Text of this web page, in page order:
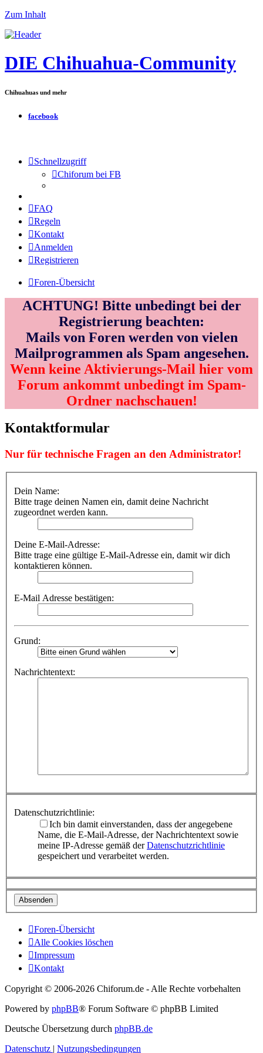
Zum Inhalt
DIE Chihuahua-Community
Chihuahuas und mehr
facebook
Schnellzugriff
Chiforum bei FB
FAQ
Regeln
Kontakt
Anmelden
Registrieren
Foren-Übersicht
ACHTUNG! Bitte unbedingt bei der
Registrierung beachten:
Mails von Foren werden von vielen
Mailprogrammen als Spam angesehen.
Wenn keine Aktivierungs-Mail hier vom
Forum ankommt unbedingt im Spam-
Ordner nachschauen!
Kontaktformular
Nur für technische Fragen an den Administrator!
Dein Name:
Bitte trage deinen Namen ein, damit deine Nachricht
zugeordnet werden kann.
Deine E-Mail-Adresse:
Bitte trage eine gültige E-Mail-Adresse ein, damit wir dich
kontaktieren können.
E-Mail Adresse bestätigen:
Grund:
Nachrichtentext:
Datenschutzrichtlinie:
Ich bin damit einverstanden, dass der angegebene
Name, die E-Mail-Adresse, der Nachrichtentext sowie
meine IP-Adresse gemäß derDatenschutzrichtlinie
gespeichert und verarbeitet werden.
Foren-Übersicht
Alle Cookies löschen
Impressum
Kontakt
Copyright © 2006-2026 Chiforum.de - Alle Rechte vorbehalten
Powered by phpBB® Forum Software © phpBB Limited
Deutsche Übersetzung durch phpBB.de
Datenschutz
Nutzungsbedingungen